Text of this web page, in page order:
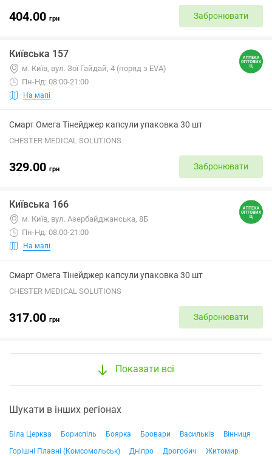
404.00 грн Забронювати
Київська 157
м. Київ, вул. Зої Гайдай, 4 (поряд з EVA)
Пн-Нд: 08:00-21:00
На мапі
Смарт Омега Тінейджер капсули упаковка 30 шт
CHESTER MEDICAL SOLUTIONS
329.00 грн Забронювати
Київська 166
м. Київ, вул. Азербайджанська, 8Б
Пн-Нд: 08:00-21:00
На мапі
Смарт Омега Тінейджер капсули упаковка 30 шт
CHESTER MEDICAL SOLUTIONS
317.00 грн Забронювати
Показати всі
Шукати в інших регіонах
Біла Церква Бориспіль Боярка Бровари Васильків
Вінниця
Горішні Плавні (Комсомольськ)
Дніпро Дрогобич
Житомир